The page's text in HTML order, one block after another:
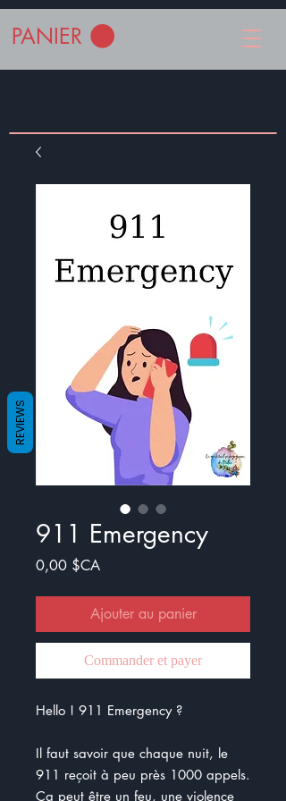
PANIER
911 Emergency
0,00 $CAPrix
Ajouter au panier
Commander et payer
Hello ! 911 Emergency ?
Il faut savoir que chaque nuit, le
911 reçoit à peu près 1000 appels.
Ça peut être un feu, une violence
REVIEWS